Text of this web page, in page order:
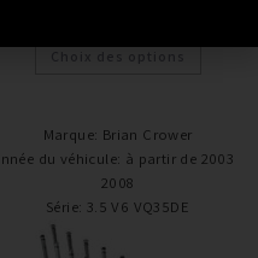
Marque: Brian Crower
Année du véhicule: à partir de 2003 -
2008
Série: 3.5 V6 VQ35DE